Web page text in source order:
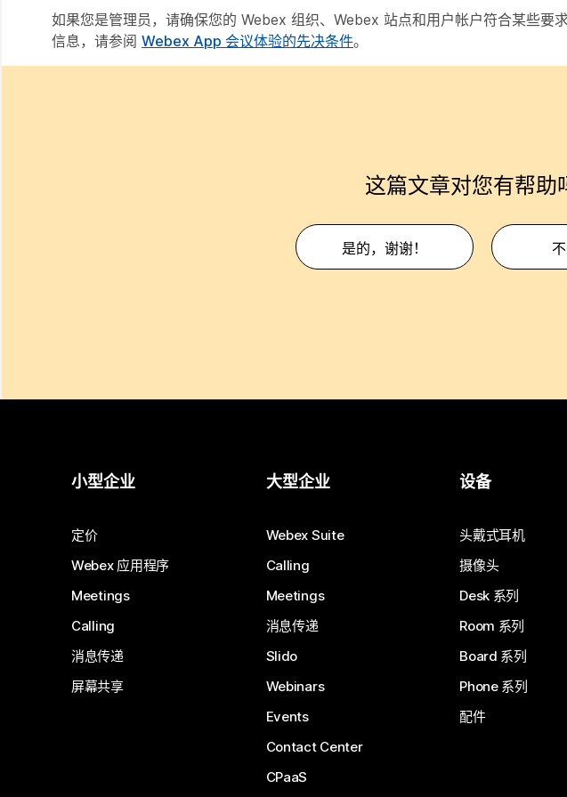
如果您是管理员，请确保您的 Webex 组织、Webex 站点和用户帐户符合某些要
信息，请参阅 Webex App 会议体验的先决条件。
这篇文章对您有帮助
是的，谢谢！
小型企业
定价
Webex 应用程序
Meetings
Calling
消息传递
屏幕共享
大型企业
Webex Suite
Calling
Meetings
消息传递
Slido
Webinars
Events
Contact Center
CPaaS
设备
头戴式耳机
摄像头
Desk 系列
Room 系列
Board 系列
Phone 系列
配件